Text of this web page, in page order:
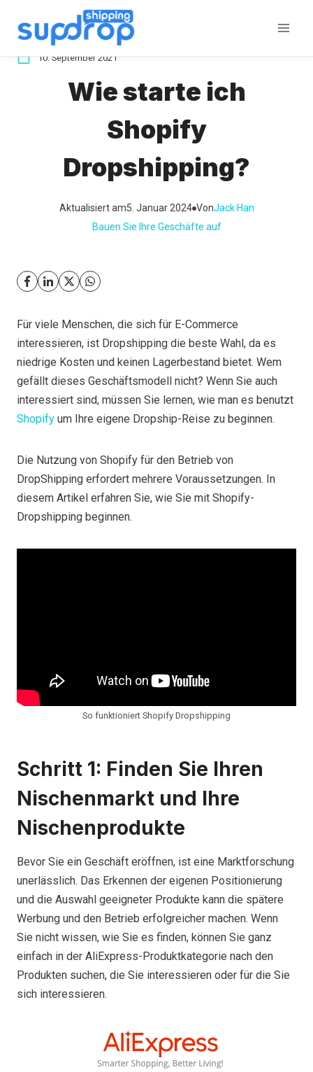
Inhalt
10. September 2021
Wie starte ich
Shopify
Dropshipping?
Aktualisiert am5. Januar 2024 VonJack Han
Bauen Sie Ihre Geschäfte auf
Für viele Menschen, die sich für E-Commerce
interessieren, ist Dropshipping die beste Wahl, da es
niedrige Kosten und keinen Lagerbestand bietet. Wem
gefällt dieses Geschäftsmodell nicht? Wenn Sie auch
interessiert sind, müssen Sie lernen, wie man es benutzt
Shopify um Ihre eigene Dropship-Reise zu beginnen.
Die Nutzung von Shopify für den Betrieb von
DropShipping erfordert mehrere Voraussetzungen. In
diesem Artikel erfahren Sie, wie Sie mit Shopify-
Dropshipping beginnen.
So funktioniert Shopify Dropshipping
Schritt 1: Finden Sie Ihren
Nischenmarkt und Ihre
Nischenprodukte
Bevor Sie ein Geschäft eröffnen, ist eine Marktforschung
unerlässlich. Das Erkennen der eigenen Positionierung
und die Auswahl geeigneter Produkte kann die spätere
Werbung und den Betrieb erfolgreicher machen. Wenn
Sie nicht wissen, wie Sie es finden, können Sie ganz
einfach in der AliExpress-Produktkategorie nach den
Produkten suchen, die Sie interessieren oder für die Sie
sich interessieren.